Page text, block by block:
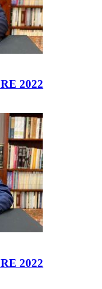
2022
2022